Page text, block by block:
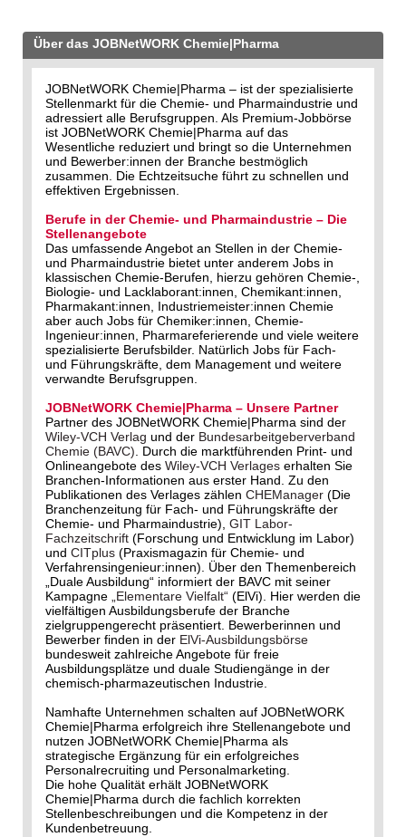
Über das JOBNetWORK Chemie|Pharma
JOBNetWORK Chemie|Pharma – ist der spezialisierte
Stellenmarkt für die Chemie- und Pharmaindustrie und
adressiert alle Berufsgruppen. Als Premium-Jobbörse
ist JOBNetWORK Chemie|Pharma auf das
Wesentliche reduziert und bringt so die Unternehmen
und Bewerber:innen der Branche bestmöglich
zusammen. Die Echtzeitsuche führt zu schnellen und
effektiven Ergebnissen.
Berufe in der Chemie- und Pharmaindustrie – Die
Stellenangebote
Das umfassende Angebot an Stellen in der Chemie-
und Pharmaindustrie bietet unter anderem Jobs in
klassischen Chemie-Berufen, hierzu gehören Chemie-,
Biologie- und Lacklaborant:innen, Chemikant:innen,
Pharmakant:innen, Industriemeister:innen Chemie
aber auch Jobs für Chemiker:innen, Chemie-
Ingenieur:innen, Pharmareferierende und viele weitere
spezialisierte Berufsbilder. Natürlich Jobs für Fach-
und Führungskräfte, dem Management und weitere
verwandte Berufsgruppen.
JOBNetWORK Chemie|Pharma – Unsere Partner
Partner des JOBNetWORK Chemie|Pharma sind der
Wiley-VCH Verlag und der Bundesarbeitgeberverband
Chemie (BAVC). Durch die marktführenden Print- und
Onlineangebote des Wiley-VCH Verlages erhalten Sie
Branchen-Informationen aus erster Hand. Zu den
Publikationen des Verlages zählen CHEManager (Die
Branchenzeitung für Fach- und Führungskräfte der
Chemie- und Pharmaindustrie), GIT Labor-
Fachzeitschrift (Forschung und Entwicklung im Labor)
und CITplus (Praxismagazin für Chemie- und
Verfahrensingenieur:innen). Über den Themenbereich
„Duale Ausbildung“ informiert der BAVC mit seiner
Kampagne „Elementare Vielfalt“ (ElVi). Hier werden die
vielfältigen Ausbildungsberufe der Branche
zielgruppengerecht präsentiert. Bewerberinnen und
Bewerber finden in der ElVi-Ausbildungsbörse
bundesweit zahlreiche Angebote für freie
Ausbildungsplätze und duale Studiengänge in der
chemisch-pharmazeutischen Industrie.
Namhafte Unternehmen schalten auf JOBNetWORK
Chemie|Pharma erfolgreich ihre Stellenangebote und
nutzen JOBNetWORK Chemie|Pharma als
strategische Ergänzung für ein erfolgreiches
Personalrecruiting und Personalmarketing.
Die hohe Qualität erhält JOBNetWORK
Chemie|Pharma durch die fachlich korrekten
Stellenbeschreibungen und die Kompetenz in der
Kundenbetreuung.